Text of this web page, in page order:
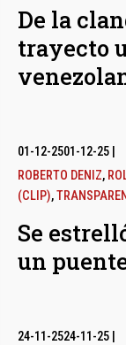
De la
trayecto
01-12-2501-12-25
ROBERTO DENIZ,
(CLIP),
Se
un
24-11-2524-11-25